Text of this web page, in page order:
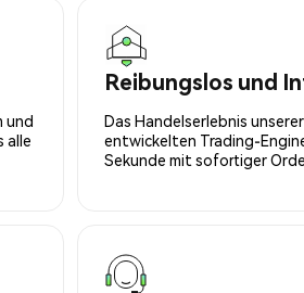
und
alle
Reibungslos und
Das Handelserlebnis
entwickelten Trading-
Sekunde mit sofortiger